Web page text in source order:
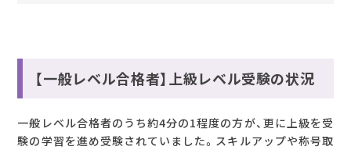
【一般レベル合格者】上級レベル受験の状況
一般レベル合格者のうち約4分の1程度の方が、更に上級を受
験の学習を進め受験されていました。スキルアップや称号取